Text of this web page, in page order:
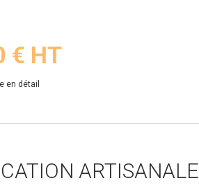
€ HT
en détail
ARTISANALE